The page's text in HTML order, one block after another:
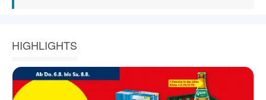
HIGHLIGHTS